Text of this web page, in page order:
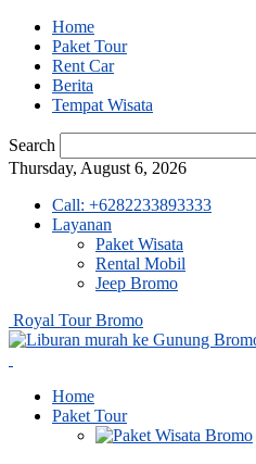
Home
Paket Tour
Rent Car
Berita
Tempat Wisata
Search
Thursday, August 6, 2026
Call: +6282233893333
Layanan
Paket Wisata
Rental Mobil
Jeep Bromo
Royal Tour Bromo
Home
Paket Tour